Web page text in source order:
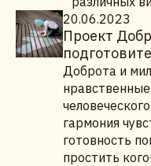
20.06.2023
Проект
Доброта и
гармония
готовность
простить